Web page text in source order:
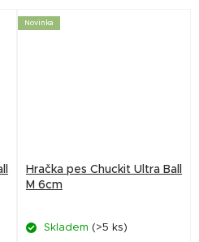
Novinka
Hračka pes Chuckit Ultra Ball
M 6cm
Skladem (>5 ks)